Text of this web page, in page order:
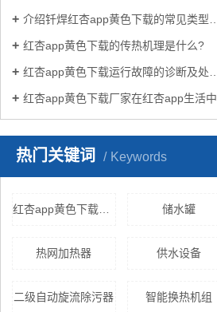
介绍钎焊红杏app黄色下载的常见类型有哪些
红杏app黄色下载的传热机理是什么?
红杏app黄色下载运行故障的诊断及处理方法
红杏app黄色下载厂家在红杏app生活中有哪些作用？
热门关键词 Keywords
储水罐
热网加热器 供水设备
二级自动旋流除污器 智能换热机组